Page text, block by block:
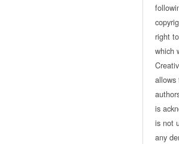
right
which
allows
is
is not
any